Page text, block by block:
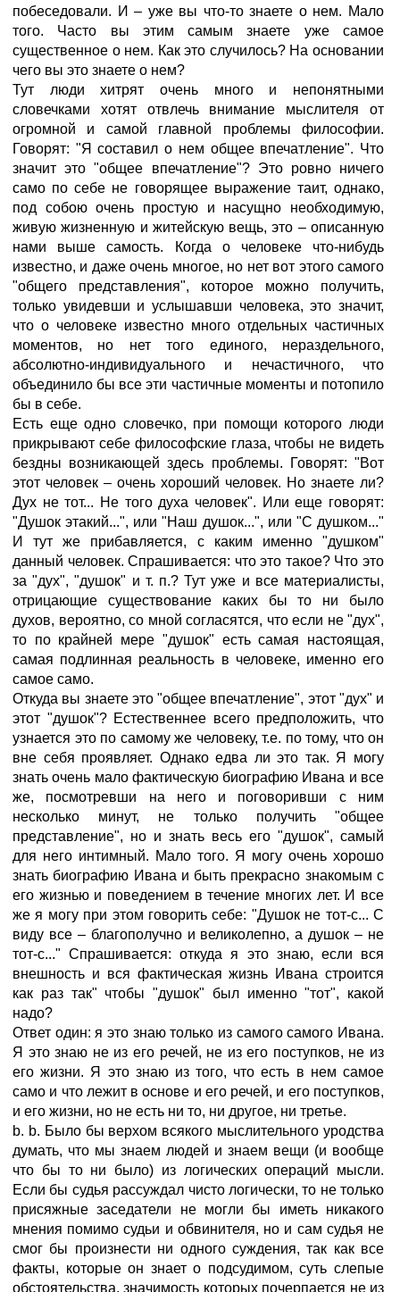
побеседовали. И – уже вы что-то знаете о нем. Мало
того. Часто вы этим самым знаете уже самое
существенное о нем. Как это случилось? На основании
чего вы это знаете о нем?
Тут люди хитрят очень много и непонятными
словечками хотят отвлечь внимание мыслителя от
огромной и самой главной проблемы философии.
Говорят: "Я составил о нем общее впечатление". Что
значит это "общее впечатление"? Это ровно ничего
само по себе не говорящее выражение таит, однако,
под собою очень простую и насущно необходимую,
живую жизненную и житейскую вещь, это – описанную
нами выше самость. Когда о человеке что-нибудь
известно, и даже очень многое, но нет вот этого самого
"общего представления", которое можно получить,
только увидевши и услышавши человека, это значит,
что о человеке известно много отдельных частичных
моментов, но нет того единого, нераздельного,
абсолютно-индивидуального и нечастичного, что
объединило бы все эти частичные моменты и потопило
бы в себе.
Есть еще одно словечко, при помощи которого люди
прикрывают себе философские глаза, чтобы не видеть
бездны возникающей здесь проблемы. Говорят: "Вот
этот человек – очень хороший человек. Но знаете ли?
Дух не тот... Не того духа человек". Или еще говорят:
"Душок этакий...", или "Наш душок...", или "С душком..."
И тут же прибавляется, с каким именно "душком"
данный человек. Спрашивается: что это такое? Что это
за "дух", "душок" и т. п.? Тут уже и все материалисты,
отрицающие существование каких бы то ни было
духов, вероятно, со мной согласятся, что если не "дух",
то по крайней мере "душок" есть самая настоящая,
самая подлинная реальность в человеке, именно его
сaмое самo.
Откуда вы знаете это "общее впечатление", этот "дух" и
этот "душок"? Естественнее всего предположить, что
узнается это по самому же человеку, т.е. по тому, что он
вне себя проявляет. Однако едва ли это так. Я могу
знать очень мало фактическую биографию Ивана и все
же, посмотревши на него и поговоривши с ним
несколько минут, не только получить "общее
представление", но и знать весь его "душок", самый
для него интимный. Мало того. Я могу очень хорошо
знать биографию Ивана и быть прекрасно знакомым с
его жизнью и поведением в течение многих лет. И все
же я могу при этом говорить себе: "Душок не тот-с... С
виду все – благополучно и великолепно, а душок – не
тот-с..." Спрашивается: откуда я это знаю, если вся
внешность и вся фактическая жизнь Ивана строится
как раз так" чтобы "душок" был именно "тот", какой
надо?
Ответ один: я это знаю только из сaмого самогo Ивана.
Я это знаю не из его речей, не из его поступков, не из
его жизни. Я это знаю из того, что есть в нем сaмое
самo и что лежит в основе и его речей, и его поступков,
и его жизни, но не есть ни то, ни другое, ни третье.
b. b. Было бы верхом всякого мыслительного уродства
думать, что мы знаем людей и знаем вещи (и вообще
что бы то ни было) из логических операций мысли.
Если бы судья рассуждал чисто логически, то не только
присяжные заседатели не могли бы иметь никакого
мнения помимо судьи и обвинителя, но и сам судья не
смог бы произнести ни одного суждения, так как все
факты, которые он знает о подсудимом, суть слепые
обстоятельства, значимость которых почерпается не из